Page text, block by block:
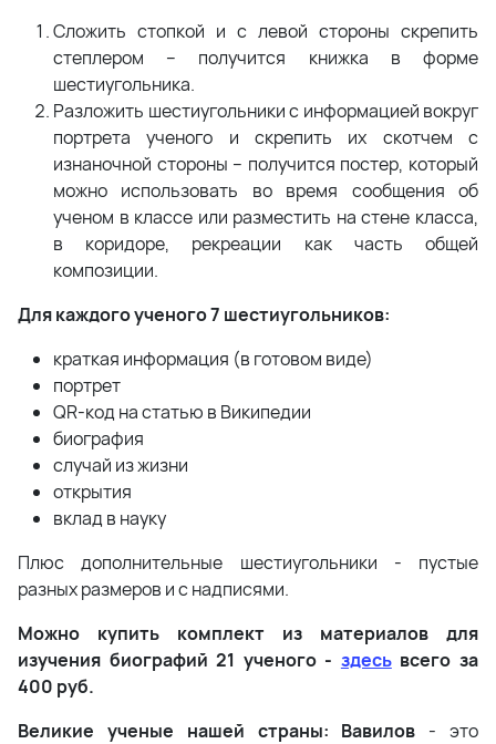
Сложить стопкой и с левой стороны скрепить
степлером – получится книжка в форме
шестиугольника.
Разложить шестиугольники с информацией вокруг
портрета ученого и скрепить их скотчем с
изнаночной стороны – получится постер, который
можно использовать во время сообщения об
ученом в классе или разместить на стене класса,
в коридоре, рекреации как часть общей
композиции.
Для каждого ученого 7 шестиугольников:
краткая информация (в готовом виде)
портрет
QR-код на статью в Википедии
биография
случай из жизни
открытия
вклад в науку
Плюс дополнительные шестиугольники - пустые
разных размеров и с надписями.
Можно купить комплект из материалов для
изучения биографий 21 ученого - здесьвсего за
400 руб.
Великие ученые нашей страны: Вавилов - это